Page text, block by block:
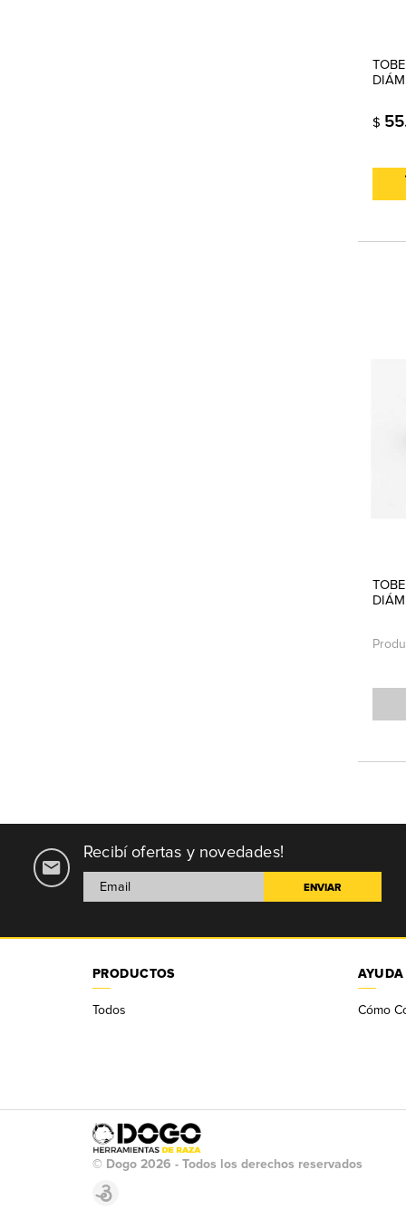
$
Recibí ofertas y novedades!
PRODUCTOS
Todos
AYUDA
Cómo
© Dogo 2026 - Todos los derechos reservados